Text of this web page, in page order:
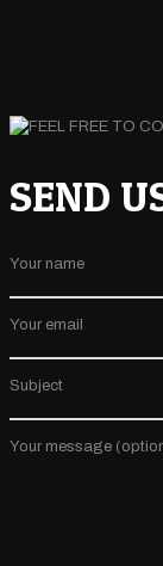
SEND
Your name
Your email
Subject
Your message